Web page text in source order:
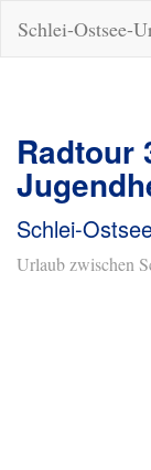
Schlei-Ostsee-
Radtour
Schlei-
Urlaub zwischen